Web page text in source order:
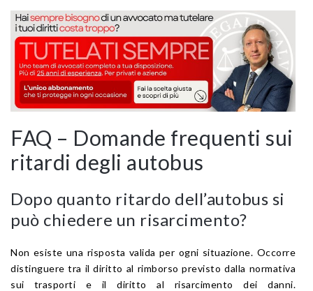
FAQ – Domande frequenti sui
ritardi degli autobus
Dopo quanto ritardo dell’autobus si
può chiedere un risarcimento?
Non esiste una risposta valida per ogni situazione. Occorre
distinguere tra il diritto al rimborso previsto dalla normativa
sui trasporti e il diritto al risarcimento dei danni.